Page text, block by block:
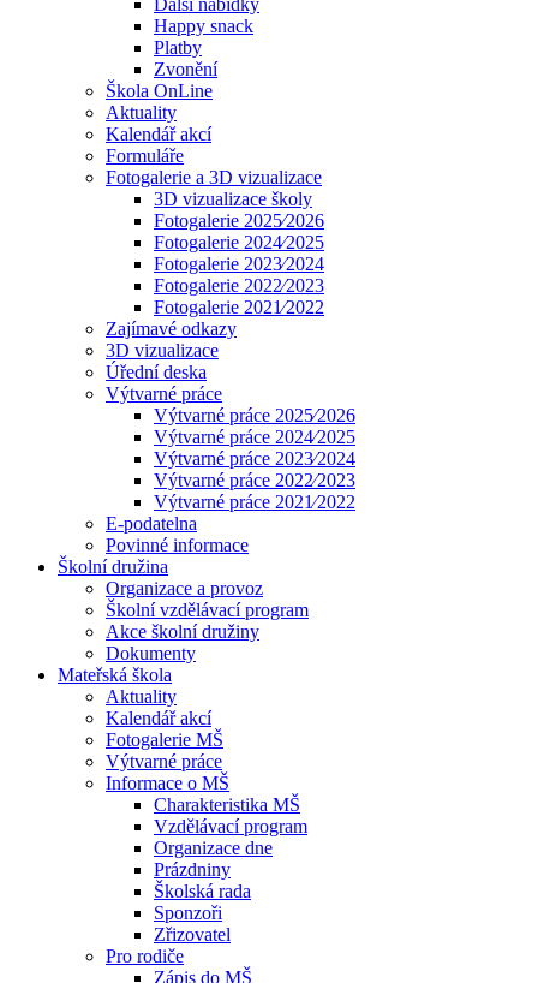
Další nabídky
Happy snack
Platby
Zvonění
Škola OnLine
Aktuality
Kalendář akcí
Formuláře
Fotogalerie a 3D vizualizace
3D vizualizace školy
Fotogalerie 2025⁄2026
Fotogalerie 2024⁄2025
Fotogalerie 2023⁄2024
Fotogalerie 2022⁄2023
Fotogalerie 2021⁄2022
Zajímavé odkazy
3D vizualizace
Úřední deska
Výtvarné práce
Výtvarné práce 2025⁄2026
Výtvarné práce 2024⁄2025
Výtvarné práce 2023⁄2024
Výtvarné práce 2022⁄2023
Výtvarné práce 2021⁄2022
E-podatelna
Povinné informace
Školní družina
Organizace a provoz
Školní vzdělávací program
Akce školní družiny
Dokumenty
Mateřská škola
Aktuality
Kalendář akcí
Fotogalerie MŠ
Výtvarné práce
Informace o MŠ
Charakteristika MŠ
Vzdělávací program
Organizace dne
Prázdniny
Školská rada
Sponzoři
Zřizovatel
Pro rodiče
Zápis do MŠ